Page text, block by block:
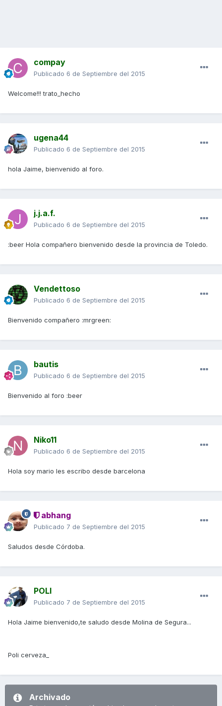
compay
Publicado 6 de Septiembre del 2015
Welcome!!! trato_hecho
ugena44
Publicado 6 de Septiembre del 2015
hola Jaime, bienvenido al foro.
j.j.a.f.
Publicado 6 de Septiembre del 2015
:beer Hola compañero bienvenido desde la provincia de Toledo.
Vendettoso
Publicado 6 de Septiembre del 2015
Bienvenido compañero :mrgreen:
bautis
Publicado 6 de Septiembre del 2015
Bienvenido al foro :beer
Niko11
Publicado 6 de Septiembre del 2015
Hola soy mario les escribo desde barcelona
abhang
Publicado 7 de Septiembre del 2015
Saludos desde Córdoba.
POLI
Publicado 7 de Septiembre del 2015
Hola Jaime bienvenido,te saludo desde Molina de Segura...
Poli cerveza_
Archivado